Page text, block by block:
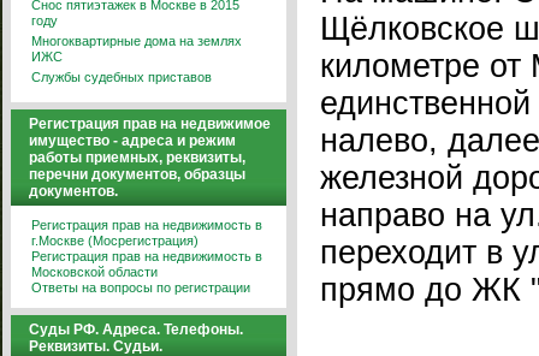
Снос пятиэтажек в Москве в 2015
году
Многоквартирные дома на землях
ИЖС
Службы судебных приставов
Регистрация прав на недвижимое
имущество - адреса и режим
работы приемных, реквизиты,
перечни документов, образцы
документов.
Регистрация прав на недвижимость в
г.Москве (Мосрегистрация)
Регистрация прав на недвижимость в
Московской области
Ответы на вопросы по регистрации
Суды РФ. Адреса. Телефоны.
Реквизиты. Судьи.
Щёлковское
километре
налево,
железной
направо на
переходит в
прямо до ЖК